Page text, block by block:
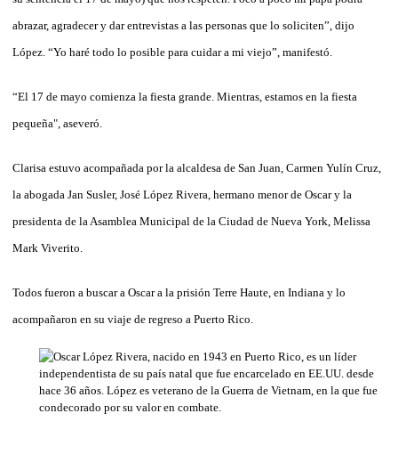
abrazar, agradecer y dar entrevistas a las personas que lo soliciten”, dijo
López. “Yo haré todo lo posible para cuidar a mi viejo”, manifestó.
“El 17 de mayo comienza la fiesta grande. Mientras, estamos en la fiesta
pequeña", aseveró.
Clarisa estuvo acompañada por la alcaldesa de San Juan, Carmen Yulín Cruz,
la abogada Jan Susler, José López Rivera, hermano menor de Oscar y la
presidenta de la Asamblea Municipal de la Ciudad de Nueva York, Melissa
Mark Viverito.
Todos fueron a buscar a Oscar a la prisión Terre Haute, en Indiana y lo
acompañaron en su viaje de regreso a Puerto Rico.